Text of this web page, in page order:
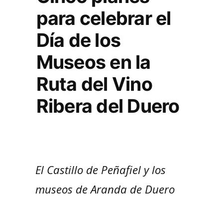
para celebrar el
Día de los
Museos en la
Ruta del Vino
Ribera del Duero
El Castillo de Peñafiel y los
museos de Aranda de Duero